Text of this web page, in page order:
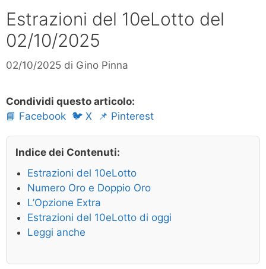
Estrazioni del 10eLotto del
02/10/2025
02/10/2025 di Gino Pinna
Condividi questo articolo:
📘 Facebook 🐦 X 📌 Pinterest
Indice dei Contenuti:
Estrazioni del 10eLotto
Numero Oro e Doppio Oro
L’Opzione Extra
Estrazioni del 10eLotto di oggi
Leggi anche